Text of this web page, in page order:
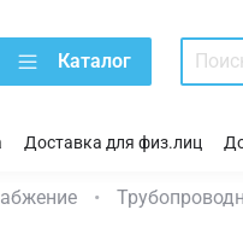
Каталог
Доставка для физ.лиц